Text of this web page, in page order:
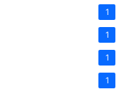
1
1
1
1